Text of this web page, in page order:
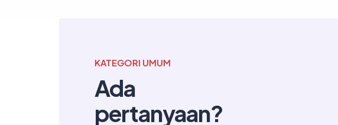
KATEGORI UMUM
Ada
pertanyaan?